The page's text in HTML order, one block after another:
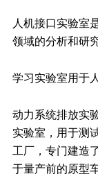
人机接口实验室
领域的分析和研究
学习实验室用于
动力系统排放实
实验室，用于测
工厂，专门建造
于量产前的原型